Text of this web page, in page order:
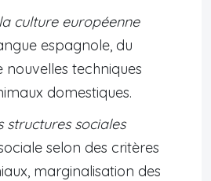
culture européenne
espagnole, du
nouvelles techniques
domestiques.
structures sociales
selon des critères
marginalisation des